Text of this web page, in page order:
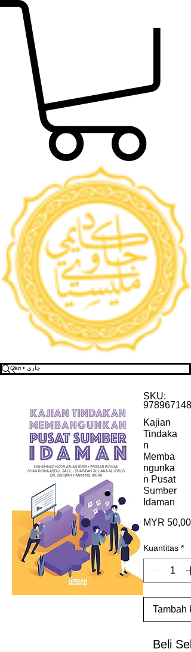
SKU:
Kajian
Tindaka
n
Memba
ngunka
n Pusat
Sumber
Idaman
MYR 50,00
Kuantitas *
Tambah
Beli